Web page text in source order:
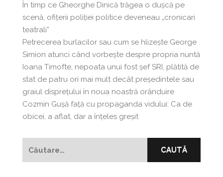
În timp ce Gheorghe Dinică trăgea o dușcă pe
scenă, ofițerii poliției politice deveneau „cronicari
teatrali”
Petrecerea burlacilor sau cum se hlizeşte George
Simion atunci când vorbeşte despre propria nuntă
Ioana Timofte, nepoata unui fost şef SRI, plătită de
stat de patru ori mai mult decât preşedintele sau
graiul disprețului în noua noastră orânduire
Cozmin Guşă faţă cu propaganda vidului: Ca de
obicei, a aflat, dar a înțeles greșit